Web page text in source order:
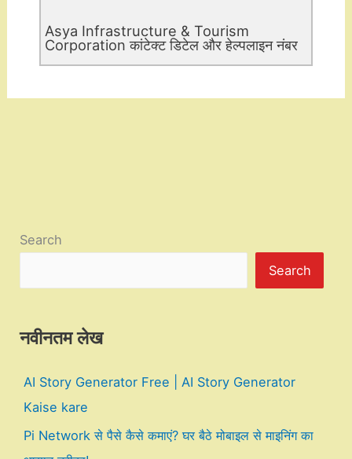
Asya Infrastructure & Tourism
Corporation कांटेक्ट डिटेल और हेल्पलाइन नंबर
Search
Search
नवीनतम लेख
AI Story Generator Free | AI Story Generator
Kaise kare
Pi Network से पैसे कैसे कमाएं? घर बैठे मोबाइल से माइनिंग का